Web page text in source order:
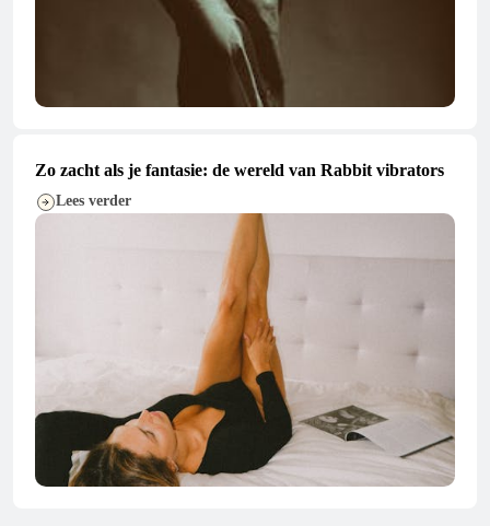
Zo zacht als je fantasie: de wereld van Rabbit vibrators
Lees verder